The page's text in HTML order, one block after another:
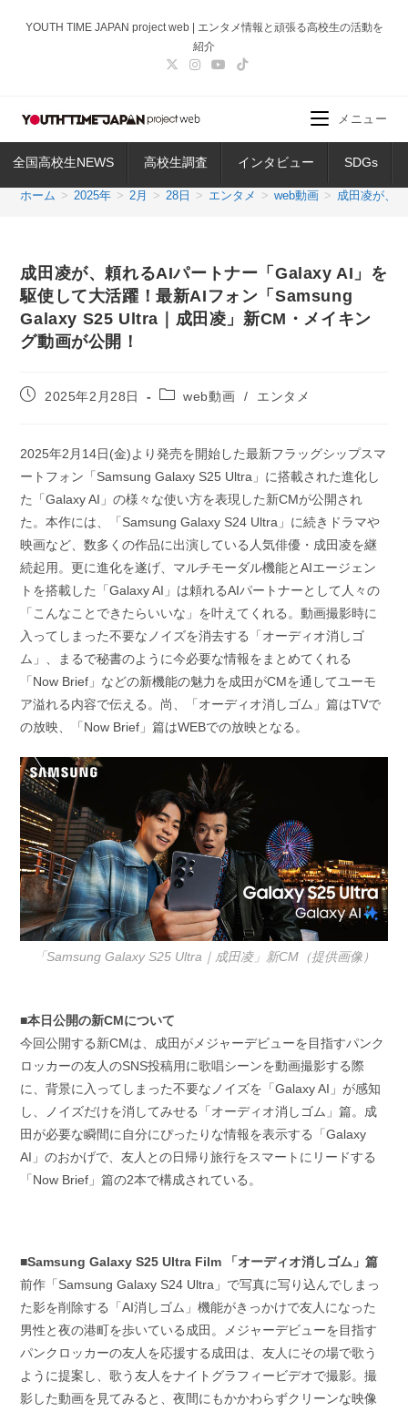
ス
ッ
YOUTH TIME JAPAN project web | エンタメ情報と頑張る高校生の活動を
紹介
全国高校生NEWS 高校生調査 インタビュー SDGs
メニュー
ホーム > 2025年 > 2月 > 28日 > エンタメ > web動画 > 成田凌が、
成田凌が、頼れるAIパートナー「Galaxy AI」を
駆使して大活躍！最新AIフォン「Samsung
Galaxy S25 Ultra｜成田凌」新CM・メイキン
グ動画が公開！
投
日:
2025年2月28日
投
テ
ゴ
リ
ー:
web動画 / エンタメ
2025年2月14日(金)より発売を開始した最新フラッグシップスマ
ートフォン「Samsung Galaxy S25 Ultra」に搭載された進化し
た「Galaxy AI」の様々な使い方を表現した新CMが公開され
た。本作には、「Samsung Galaxy S24 Ultra」に続きドラマや
映画など、数多くの作品に出演している人気俳優・成田凌を継
続起用。更に進化を遂げ、マルチモーダル機能とAIエージェン
トを搭載した「Galaxy AI」は頼れるAIパートナーとして人々の
「こんなことできたらいいな」を叶えてくれる。動画撮影時に
入ってしまった不要なノイズを消去する「オーディオ消しゴ
ム」、まるで秘書のように今必要な情報をまとめてくれる
「Now Brief」などの新機能の魅力を成田がCMを通してユーモ
ア溢れる内容で伝える。尚、「オーディオ消しゴム」篇はTVで
の放映、「Now Brief」篇はWEBでの放映となる。
「Samsung Galaxy S25 Ultra｜成田凌」新CM（提供画像）
■本日公開の新CMについて
今回公開する新CMは、成田がメジャーデビューを目指すパンク
ロッカーの友人のSNS投稿用に歌唱シーンを動画撮影する際
に、背景に入ってしまった不要なノイズを「Galaxy AI」が感知
し、ノイズだけを消してみせる「オーディオ消しゴム」篇。成
田が必要な瞬間に自分にぴったりな情報を表示する「Galaxy
AI」のおかげで、友人との日帰り旅行をスマートにリードする
「Now Brief」篇の2本で構成されている。
■Samsung Galaxy S25 Ultra Film 「オーディオ消しゴム」篇
前作「Samsung Galaxy S24 Ultra」で写真に写り込んでしまっ
た影を削除する「AI消しゴム」機能がきっかけで友人になった
男性と夜の港町を歩いている成田。メジャーデビューを目指す
パンクロッカーの友人を応援する成田は、友人にその場で歌う
ように提案し、歌う友人をナイトグラフィービデオで撮影。撮
影した動画を見てみると、夜間にもかかわらずクリーンな映像